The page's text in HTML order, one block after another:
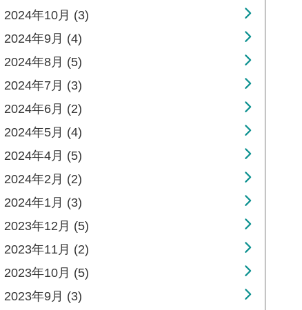
2024年10月 (3)
2024年9月 (4)
2024年8月 (5)
2024年7月 (3)
2024年6月 (2)
2024年5月 (4)
2024年4月 (5)
2024年2月 (2)
2024年1月 (3)
2023年12月 (5)
2023年11月 (2)
2023年10月 (5)
2023年9月 (3)